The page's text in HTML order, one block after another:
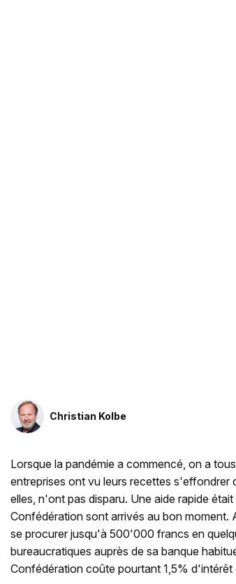
Christian Kolbe
Lorsque la pandémie a commencé, on a
entreprises ont vu leurs recettes s'effondrer
elles, n'ont pas disparu. Une aide rapide
Confédération sont arrivés au bon moment.
se procurer jusqu'à 500'000 francs en
bureaucratiques auprès de sa banque
Confédération coûte pourtant 1,5%